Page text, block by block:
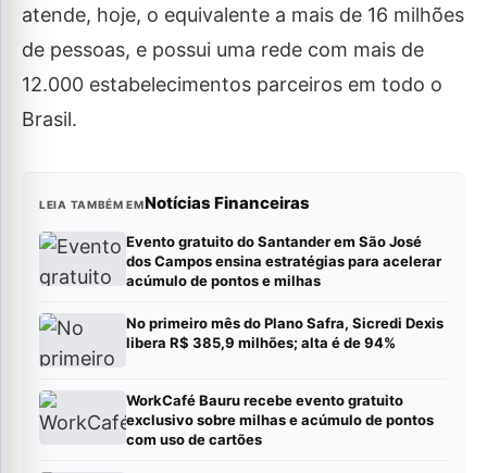
atende, hoje, o equivalente a mais de 16 milhões
de pessoas, e possui uma rede com mais de
12.000 estabelecimentos parceiros em todo o
Brasil.
LEIA TAMBÉM EMNotícias Financeiras
Evento gratuito do Santander em São José
dos Campos ensina estratégias para acelerar
acúmulo de pontos e milhas
No primeiro mês do Plano Safra, Sicredi Dexis
libera R$ 385,9 milhões; alta é de 94%
WorkCafé Bauru recebe evento gratuito
exclusivo sobre milhas e acúmulo de pontos
com uso de cartões